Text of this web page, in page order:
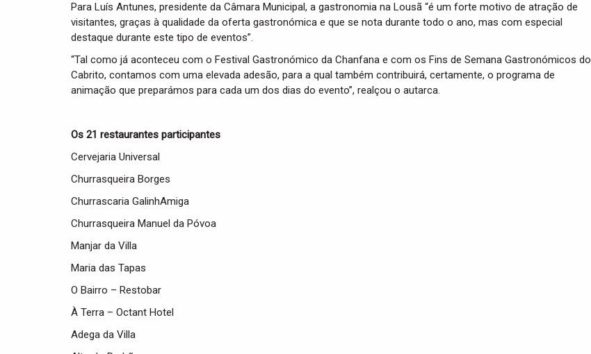
Para Luís Antunes, presidente da Câmara Municipal, a gastronomia na Lousã “é um forte motivo de atração de
visitantes, graças à qualidade da oferta gastronómica e que se nota durante todo o ano, mas com especial
destaque durante este tipo de eventos”.
“Tal como já aconteceu com o Festival Gastronómico da Chanfana e com os Fins de Semana Gastronómicos do
Cabrito, contamos com uma elevada adesão, para a qual também contribuirá, certamente, o programa de
animação que preparámos para cada um dos dias do evento”, realçou o autarca.
Os 21 restaurantes participantes
Cervejaria Universal
Churrasqueira Borges
Churrascaria GalinhAmiga
Churrasqueira Manuel da Póvoa
Manjar da Villa
Maria das Tapas
O Bairro – Restobar
À Terra – Octant Hotel
Adega da Villa